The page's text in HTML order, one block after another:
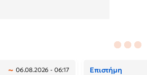
06.08.2026 - 06:17 Επιστήμη